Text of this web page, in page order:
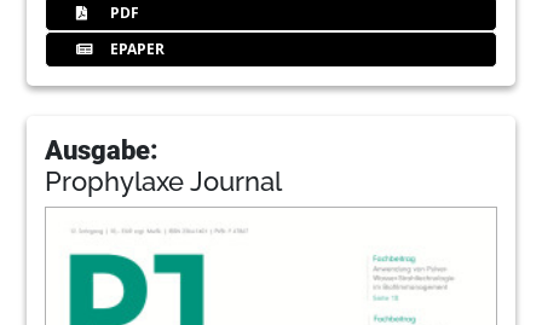
PDF
EPAPER
Ausgabe:
Prophylaxe Journal